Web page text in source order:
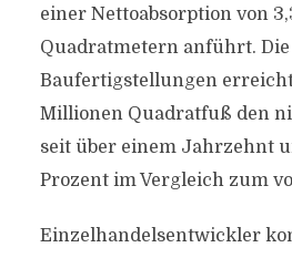
einer Nettoabsorption von
Quadratmetern anführt. Die
Baufertigstellungen
Millionen Quadratfuß den
seit über einem Jahrzehnt
Prozent im Vergleich zum
Einzelhandelsentwickler